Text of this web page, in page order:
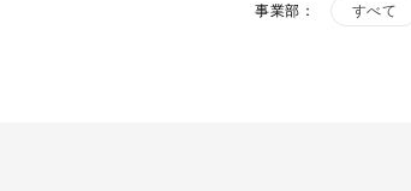
事業部 ： すべて